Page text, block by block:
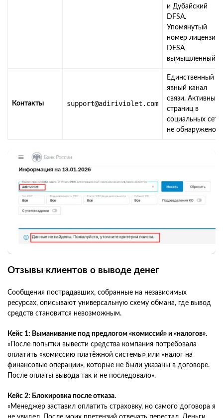
и Дубайский
DFSA.
Упомянутый
номер лицензии
DFSA
вымышленный.
Контакты support@adiriviolet.com
Единственный
явный канал
связи. Активных
страниц в
социальных
не обнаружено.
Отзывы клиентов о выводе денег
Сообщения пострадавших, собранные на независимых
ресурсах, описывают универсальную схему обмана, где вывод
средств становится невозможным.
Кейс 1: Выманивание под предлогом «комиссий» и «налогов».
«После попытки вывести средства компания потребовала
оплатить «комиссию платёжной системы» или «налог на
финансовые операции», которые не были указаны в договоре.
После оплаты вывода так и не последовало».
Кейс 2: Блокировка после отказа.
«Менеджер заставил оплатить страховку, но самого договора я